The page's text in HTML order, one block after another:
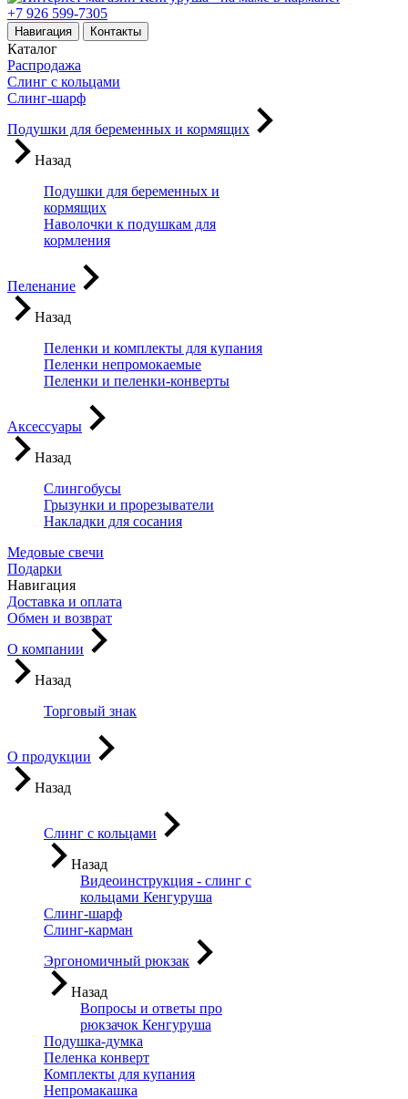
+7 926 599-7305
Навигация Контакты
Каталог
Распродажа
Слинг с кольцами
Слинг-шарф
Подушки для беременных и кормящих
Назад
Подушки для беременных и
кормящих
Наволочки к подушкам для
кормления
Пеленание
Назад
Пеленки и комплекты для купания
Пеленки непромокаемые
Пеленки и пеленки-конверты
Аксессуары
Назад
Слингобусы
Грызунки и прорезыватели
Накладки для сосания
Медовые свечи
Подарки
Навигация
Доставка и оплата
Обмен и возврат
О компании
Назад
Торговый знак
О продукции
Назад
Слинг с кольцами
Назад
Видеоинструкция - слинг с
кольцами Кенгуруша
Слинг-шарф
Слинг-карман
Эргономичный рюкзак
Назад
Вопросы и ответы про
рюкзачок Кенгуруша
Подушка-думка
Пеленка конверт
Комплекты для купания
Непромакашка